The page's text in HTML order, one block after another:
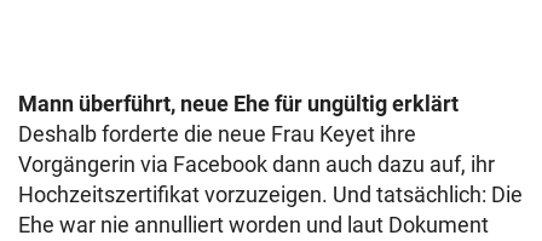
Mann überführt, neue Ehe für ungültig erklärt
Deshalb forderte die neue Frau Keyet ihre
Vorgängerin via Facebook dann auch dazu auf, ihr
Hochzeitszertifikat vorzuzeigen. Und tatsächlich: Die
Ehe war nie annulliert worden und laut Dokument